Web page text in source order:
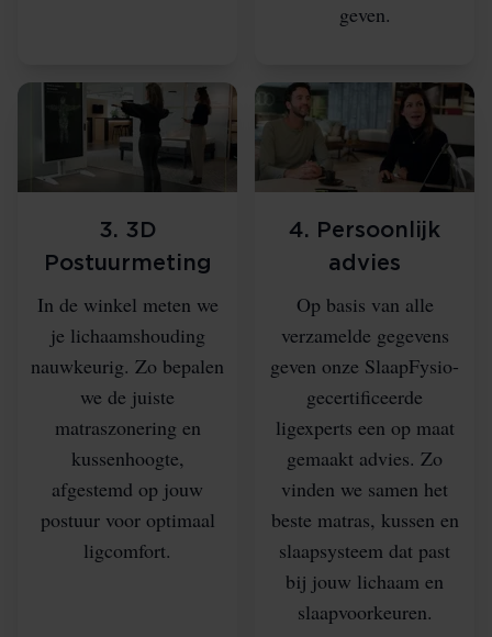
geven.
3. 3D
Postuurmeting
In de winkel meten we
je lichaamshouding
nauwkeurig. Zo bepalen
we de juiste
matraszonering en
kussenhoogte,
afgestemd op jouw
postuur voor optimaal
ligcomfort.
4. Persoonlijk
advies
Op basis van alle
verzamelde gegevens
geven onze SlaapFysio-
gecertificeerde
ligexperts een op maat
gemaakt advies. Zo
vinden we samen het
beste matras, kussen en
slaapsysteem dat past
bij jouw lichaam en
slaapvoorkeuren.